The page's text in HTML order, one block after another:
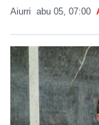
Aiurri abu 05, 07:00